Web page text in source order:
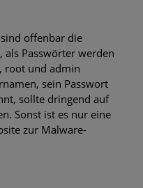
offenbar die
als Passwörter werden
root und admin
sein Passwort
sollte dringend auf
Sonst ist es nur eine
zur Malware-